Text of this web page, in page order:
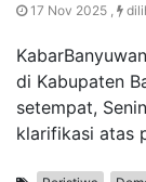
17 Nov 2025 ,
di Kabupaten
setempat,
klarifikasi atas